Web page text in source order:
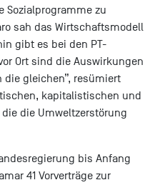
Sozialprogramme zu
sah das Wirtschaftsmodell
gibt es bei den PT-
Ort sind die Auswirkungen
gleichen”, resümiert
kapitalistischen und
die Umweltzerstörung
bis Anfang
41 Vorverträge zur